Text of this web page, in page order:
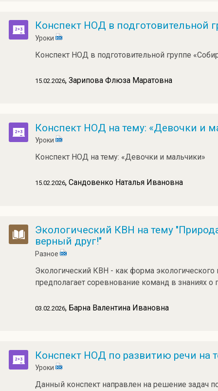
Конспект НОД в подготовительной
Уроки
Конспект НОД в подготовительной группе
15.02.2026, Зарипова Флюза Маратовна
Конспект НОД на тему: «Девочки и
Уроки
Конспект НОД на тему: «Девочки и мальчики»
15.02.2026, Сандовенко Наталья Ивановна
Экологический КВН на тему
верный друг!"
Разное
Экологический КВН - как форма
предполагает соревнование команд в знаниях о
03.02.2026, Барна Валентина Ивановна
Конспект НОД по развитию речи на
Уроки
Данный конспект направлен на решение задач